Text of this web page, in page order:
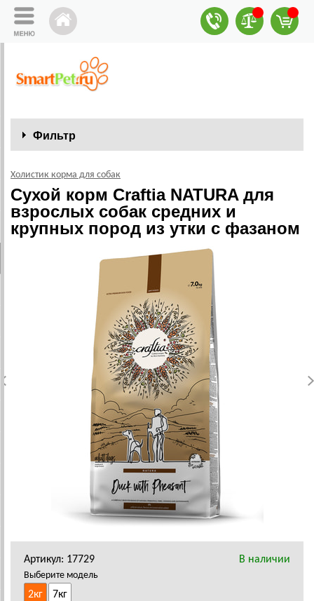
Фильтр
Холистик корма для собак
Сухой корм Craftia NATURA для
взрослых собак средних и
крупных пород из утки с фазаном
Артикул: 17729 В наличии
Выберите модель
2кг 7кг